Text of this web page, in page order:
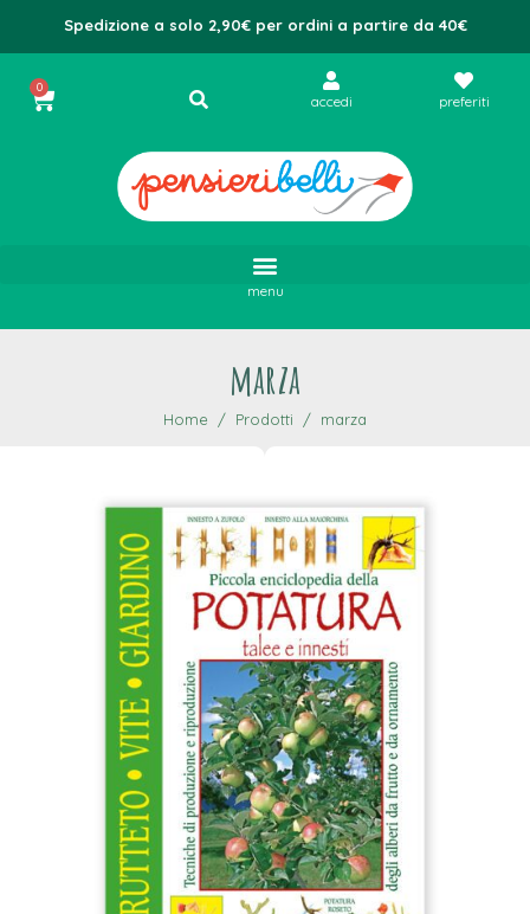
Spedizione a solo 2,90€ per ordini a partire da 40€
0
accedi preferiti
menu
marza
Home Prodotti marza